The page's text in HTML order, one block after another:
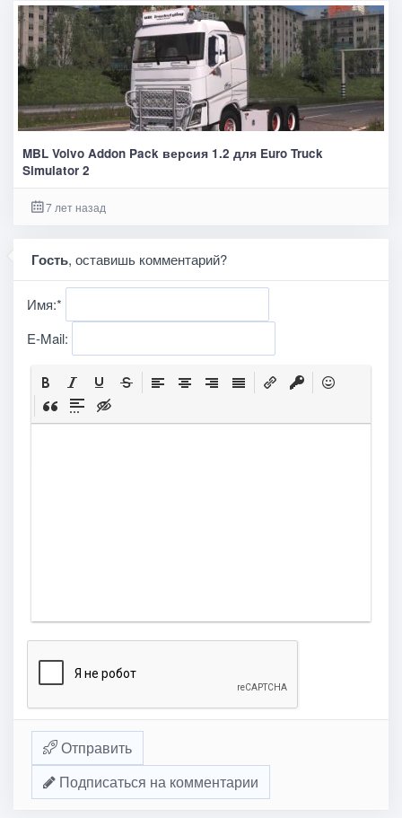
MBL Volvo Addon Pack версия 1.2 для Euro Truck
Simulator 2
7 лет назад
Гость, оставишь комментарий?
Имя:*
E-Mail:
Отправить
Подписаться на комментарии